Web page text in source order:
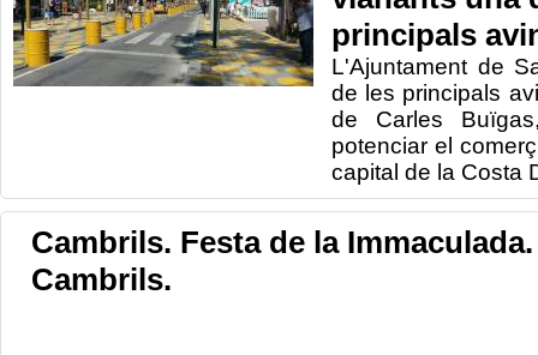
principals
L'Ajuntament de
de les principals
de Carles
potenciar el
capital de la Costa
Cambrils. Festa de la
Cambrils.